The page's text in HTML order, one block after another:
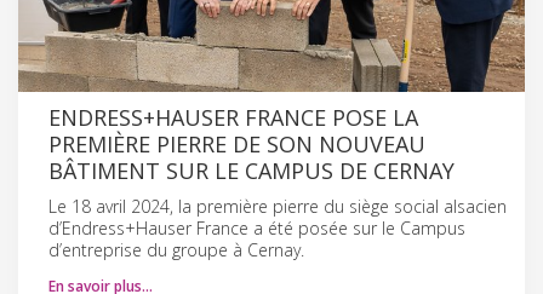
ENDRESS+HAUSER FRANCE POSE LA
PREMIÈRE PIERRE DE SON NOUVEAU
BÂTIMENT SUR LE CAMPUS DE CERNAY
Le 18 avril 2024, la première pierre du siège social alsacien
d’Endress+Hauser France a été posée sur le Campus
d’entreprise du groupe à Cernay.
En savoir plus…